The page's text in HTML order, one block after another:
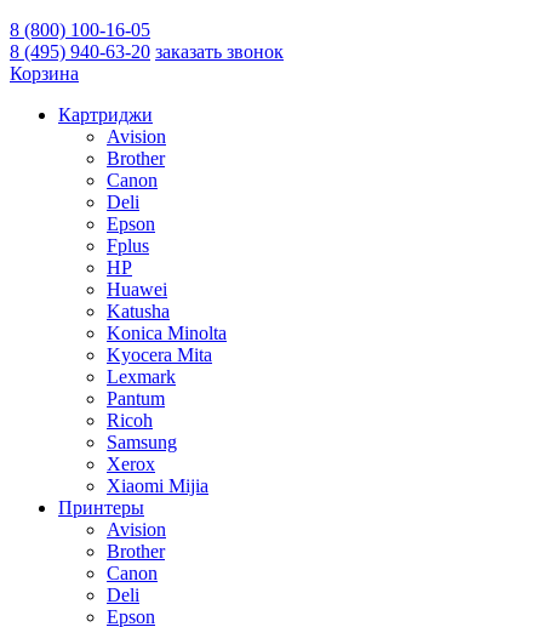
8 (800) 100-16-05
8 (495) 940-63-20 заказать звонок
Корзина
Картриджи
Avision
Brother
Canon
Deli
Epson
Fplus
HP
Huawei
Katusha
Konica Minolta
Kyocera Mita
Lexmark
Pantum
Ricoh
Samsung
Xerox
Xiaomi Mijia
Принтеры
Avision
Brother
Canon
Deli
Epson